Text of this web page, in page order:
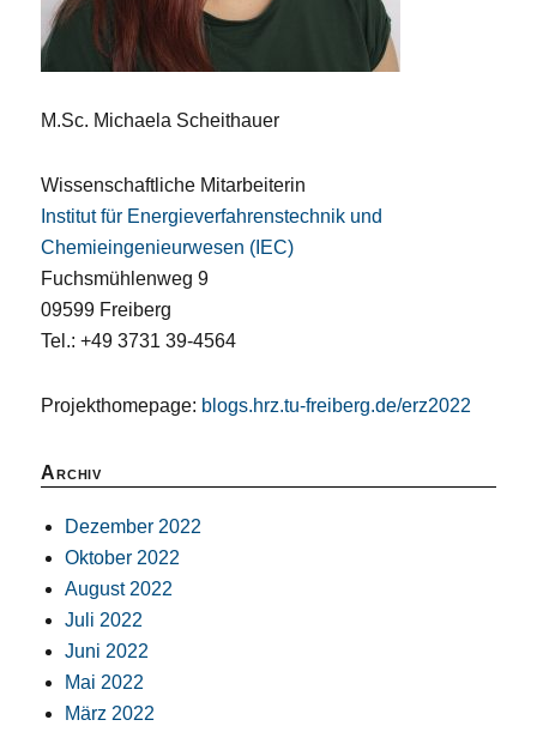
M.Sc. Michaela Scheithauer
Wissenschaftliche Mitarbeiterin
Institut für Energieverfahrenstechnik und
Chemieingenieurwesen (IEC)
Fuchsmühlenweg 9
09599 Freiberg
Tel.: +49 3731 39-4564
Projekthomepage: blogs.hrz.tu-freiberg.de/erz2022
Archiv
Dezember 2022
Oktober 2022
August 2022
Juli 2022
Juni 2022
Mai 2022
März 2022